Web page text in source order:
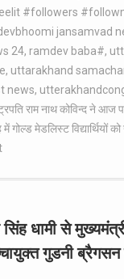
#followers
jansamvad
24, ramdev baba#,
, uttarakhand
news,
राम नाथ कोविन्द ने आज
गोल्ड मेडलिस्ट विद्यार्थियों
धामी से
गुडनी ब्रैगसन